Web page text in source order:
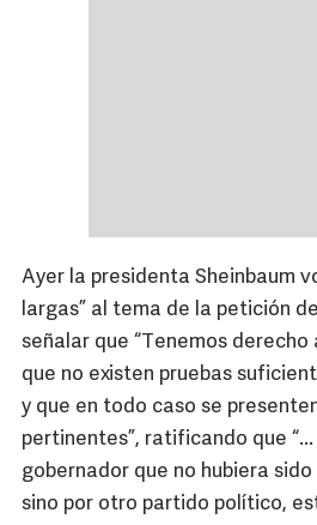
Ayer la presidenta Sheinbaum
largas” al tema de la petición
señalar que “Tenemos derecho
que no existen pruebas
y que en todo caso se
pertinentes”, ratificando que
gobernador que no hubiera
sino por otro partido político,